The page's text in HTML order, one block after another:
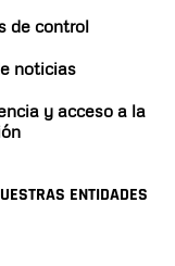
de control
noticias
y acceso a la
ENTIDADES